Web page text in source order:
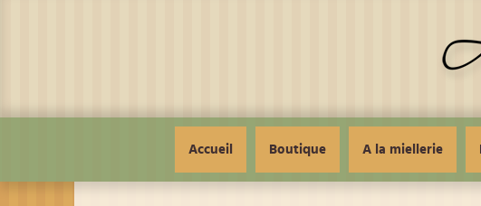
Accueil Boutique A la miellerie